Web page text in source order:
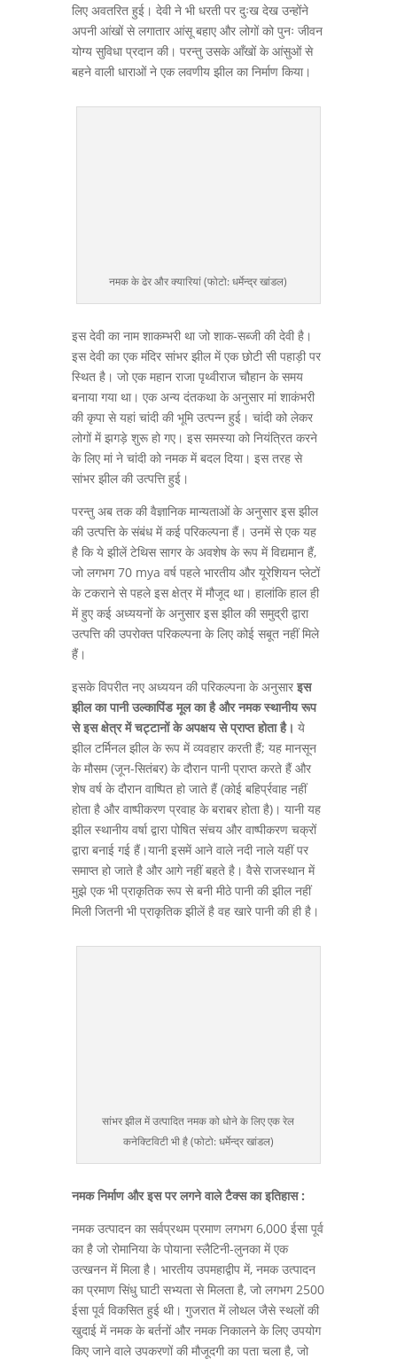
लिए अवतरित हुई। देवी ने भी धरती पर दुःख देख उन्होंने
अपनी आंखों से लगातार आंसू बहाए और लोगों को पुनः जीवन
योग्य सुविधा प्रदान की। परन्तु उसके आँखों के आंसुओं से
बहने वाली धाराओं ने एक लवणीय झील का निर्माण किया।
नमक के ढेर और क्यारियां (फोटो: धर्मेन्द्र खांडल)
इस देवी का नाम शाकम्भरी था जो शाक-सब्जी की देवी है।
इस देवी का एक मंदिर सांभर झील में एक छोटी सी पहाड़ी पर
स्थित है। जो एक महान राजा पृथ्वीराज चौहान के समय
बनाया गया था। एक अन्य दंतकथा के अनुसार मां शाकंभरी
की कृपा से यहां चांदी की भूमि उत्पन्न हुई। चांदी को लेकर
लोगों में झगड़े शुरू हो गए। इस समस्या को नियंत्रित करने
के लिए मां ने चांदी को नमक में बदल दिया। इस तरह से
सांभर झील की उत्पत्ति हुई।
परन्तु अब तक की वैज्ञानिक मान्यताओं के अनुसार इस झील
की उत्पत्ति के संबंध में कई परिकल्पना हैं। उनमें से एक यह
है कि ये झीलें टेथिस सागर के अवशेष के रूप में विद्यमान हैं,
जो लगभग 70 mya वर्ष पहले भारतीय और यूरेशियन प्लेटों
के टकराने से पहले इस क्षेत्र में मौजूद था। हालांकि हाल ही
में हुए कई अध्ययनों के अनुसार इस झील की समुद्री द्वारा
उत्पत्ति की उपरोक्त परिकल्पना के लिए कोई सबूत नहीं मिले
हैं।
इसके विपरीत नए अध्ययन की परिकल्पना के अनुसार इस
झील का पानी उल्कापिंड मूल का है और नमक स्थानीय रूप
से इस क्षेत्र में चट्टानों के अपक्षय से प्राप्त होता है। ये
झील टर्मिनल झील के रूप में व्यवहार करती हैं; यह मानसून
के मौसम (जून-सितंबर) के दौरान पानी प्राप्त करते हैं और
शेष वर्ष के दौरान वाष्पित हो जाते हैं (कोई बहिर्प्रवाह नहीं
होता है और वाष्पीकरण प्रवाह के बराबर होता है)। यानी यह
झील स्थानीय वर्षा द्वारा पोषित संचय और वाष्पीकरण चक्रों
द्वारा बनाई गई हैं।यानी इसमें आने वाले नदी नाले यहीं पर
समाप्त हो जाते है और आगे नहीं बहते है। वैसे राजस्थान में
मुझे एक भी प्राकृतिक रूप से बनी मीठे पानी की झील नहीं
मिली जितनी भी प्राकृतिक झीलें है वह खारे पानी की ही है।
सांभर झील में उत्पादित नमक को धोने के लिए एक रेल
कनेक्टिविटी भी है (फोटो: धर्मेन्द्र खांडल)
नमक निर्माण और इस पर लगने वाले टैक्स का इतिहास :
नमक उत्पादन का सर्वप्रथम प्रमाण लगभग 6,000 ईसा पूर्व
का है जो रोमानिया के पोयाना स्लैटिनी-लुनका में एक
उत्खनन में मिला है। भारतीय उपमहाद्वीप में, नमक उत्पादन
का प्रमाण सिंधु घाटी सभ्यता से मिलता है, जो लगभग 2500
ईसा पूर्व विकसित हुई थी। गुजरात में लोथल जैसे स्थलों की
खुदाई में नमक के बर्तनों और नमक निकालने के लिए उपयोग
किए जाने वाले उपकरणों की मौजूदगी का पता चला है, जो